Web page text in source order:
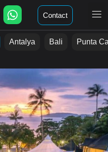
Contact
Antalya Bali Punta